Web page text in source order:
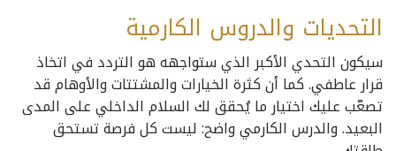
التحديات والدروس الكارمية
سيكون التحدي الأكبر الذي ستواجهه هو التردد في اتخاذ
قرار عاطفي. كما أن كثرة الخيارات والمشتتات والأوهام قد
تصعّب عليك اختيار ما يُحقق لك السلام الداخلي على المدى
البعيد. والدرس الكارمي واضح: ليست كل فرصة تستحق